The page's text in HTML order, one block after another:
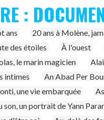
:
ans 20 ans à Molène,
des étoiles
À l'ouest
le marin magicien
intimes
An Abad Per
une vie embarquée
son, un portrait de Yann